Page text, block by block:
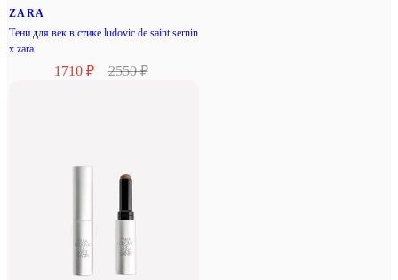
ZARA
Тени для век в стике ludovic de saint sernin
x zara
1710 ₽ 2550 ₽